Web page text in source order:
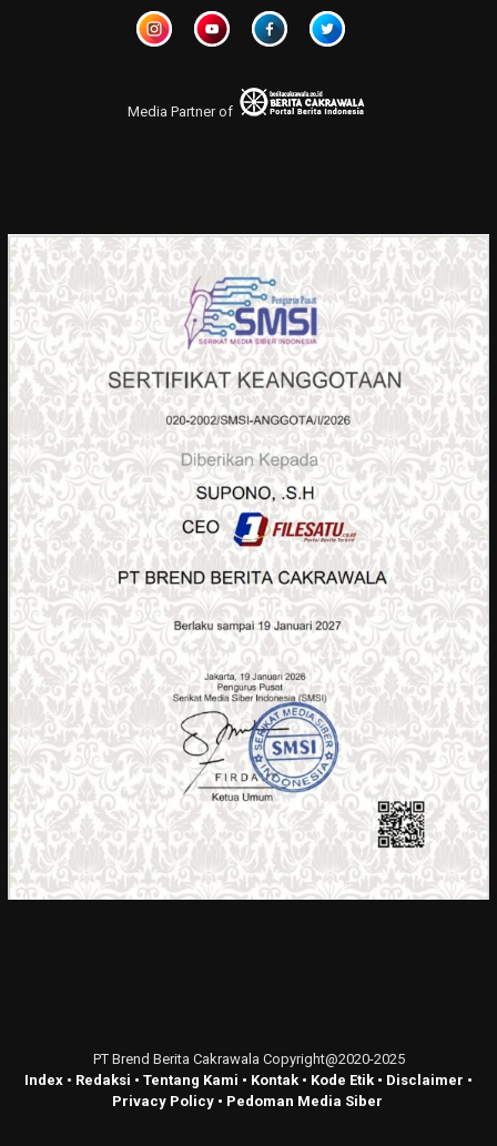
Media Partner of
PT Brend Berita Cakrawala Copyright@2020-2025
Index • Redaksi • Tentang Kami • Kontak • Kode Etik • Disclaimer •
Privacy Policy• Pedoman Media Siber